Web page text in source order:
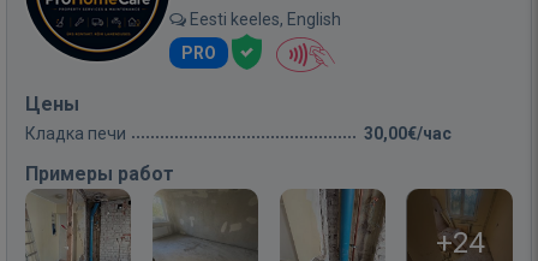
Eesti keeles, English
PRO
Цены
Кладка печи 30,00€/час
Примеры работ
+24